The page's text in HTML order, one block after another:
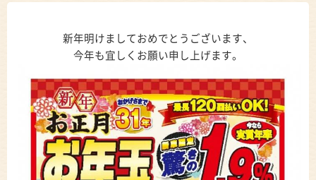
新年明けましておめでとうございます、
今年も宜しくお願い申し上げます。